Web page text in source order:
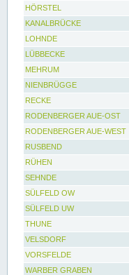
HÖRSTEL
KANALBRÜCKE
LOHNDE
LÜBBECKE
MEHRUM
NIENBRÜGGE
RECKE
RODENBERGER AUE-OST
RODENBERGER AUE-WEST
RUSBEND
RÜHEN
SEHNDE
SÜLFELD OW
SÜLFELD UW
THUNE
VELSDORF
VORSFELDE
WARBER GRABEN